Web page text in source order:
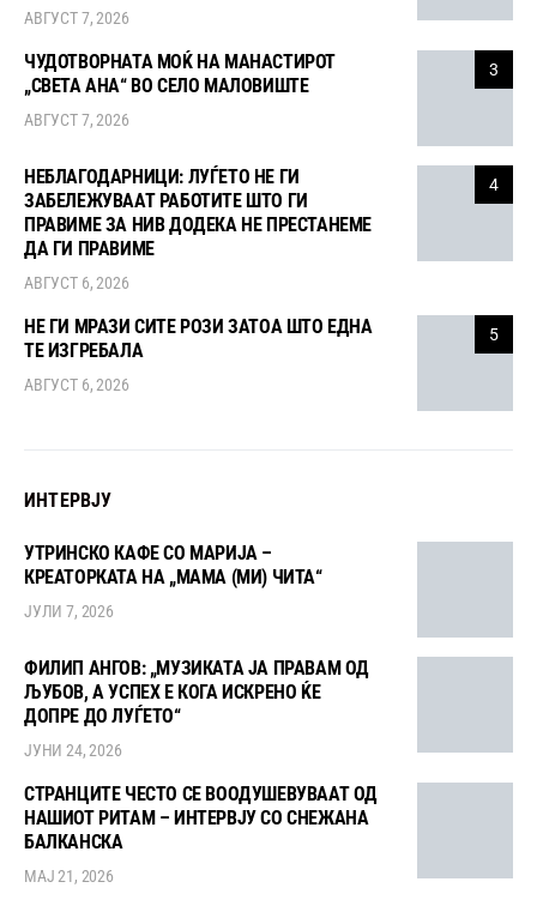
АВГУСТ 7, 2026
3
ЧУДОТВОРНАТА МОЌ НА МАНАСТИРОТ
„СВЕТА АНА“ ВО СЕЛО МАЛОВИШТЕ
АВГУСТ 7, 2026
4
НЕБЛАГОДАРНИЦИ: ЛУЃЕТО НЕ ГИ
ЗАБЕЛЕЖУВААТ РАБОТИТЕ ШТО ГИ
ПРАВИМЕ ЗА НИВ ДОДЕКА НЕ ПРЕСТАНЕМЕ
ДА ГИ ПРАВИМЕ
АВГУСТ 6, 2026
5
НЕ ГИ МРАЗИ СИТЕ РОЗИ ЗАТОА ШТО ЕДНА
ТЕ ИЗГРЕБАЛА
АВГУСТ 6, 2026
ИНТЕРВЈУ
УТРИНСКО КАФЕ СО МАРИЈА –
КРЕАТОРКАТА НА „МАМА (МИ) ЧИТА“
ЈУЛИ 7, 2026
ФИЛИП АНГОВ: „МУЗИКАТА ЈА ПРАВАМ ОД
ЉУБОВ, А УСПЕХ Е КОГА ИСКРЕНО ЌЕ
ДОПРЕ ДО ЛУЃЕТО“
ЈУНИ 24, 2026
СТРАНЦИТЕ ЧЕСТО СЕ ВООДУШЕВУВААТ ОД
НАШИОТ РИТАМ – ИНТЕРВЈУ СО СНЕЖАНА
БАЛКАНСКА
МАЈ 21, 2026